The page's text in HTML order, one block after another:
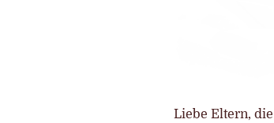
Liebe Eltern,